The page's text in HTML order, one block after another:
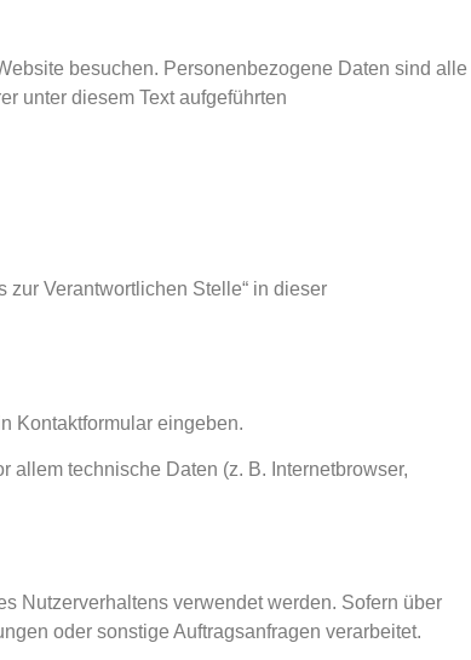
besuchen. Personenbezogene Daten sind alle
unter diesem Text aufgeführten
Verantwortlichen Stelle“ in dieser
Kontaktformular eingeben.
allem technische Daten (z. B. Internetbrowser,
Nutzerverhaltens verwendet werden. Sofern über
oder sonstige Auftragsanfragen verarbeitet.